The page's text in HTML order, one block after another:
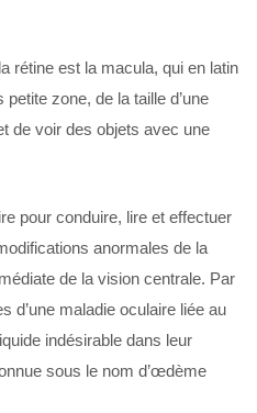
rétine est la macula, qui en latin
zone, de la taille d’une
de voir des objets avec une
pour conduire, lire et effectuer
anormales de la
de la vision centrale. Par
d’une maladie oculaire liée au
indésirable dans leur
sous le nom d’œdème